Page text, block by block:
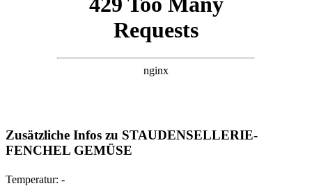
Zusätzliche Infos zu STAUDENSELLERIE-
FENCHEL GEMÜSE
Temperatur: -